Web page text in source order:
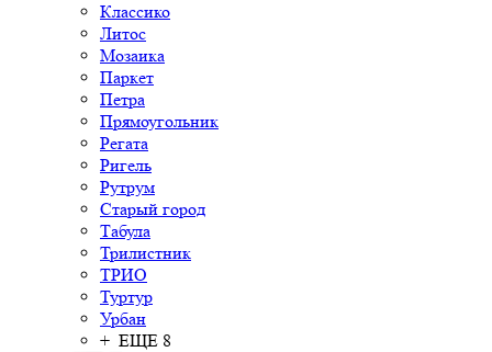
Классико
Литос
Мозаика
Паркет
Петра
Прямоугольник
Регата
Ригель
Рутрум
Старый город
Табула
Трилистник
ТРИО
Туртур
Урбан
+ ЕЩЕ 8